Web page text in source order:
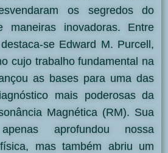
os segredos do
maneiras inovadoras. Entre
se Edward M. Purcell,
cujo trabalho fundamental na
as bases para uma das
mais poderosas da
Magnética (RM). Sua
aprofundou nossa
mas também abriu um